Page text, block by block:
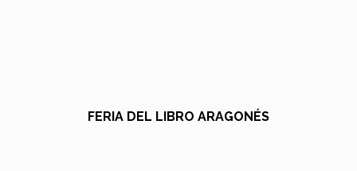
FERIA DEL LIBRO ARAGONÉS